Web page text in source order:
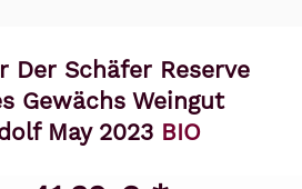
Der Schäfer Reserve
Gewächs Weingut
May 2023 BIO